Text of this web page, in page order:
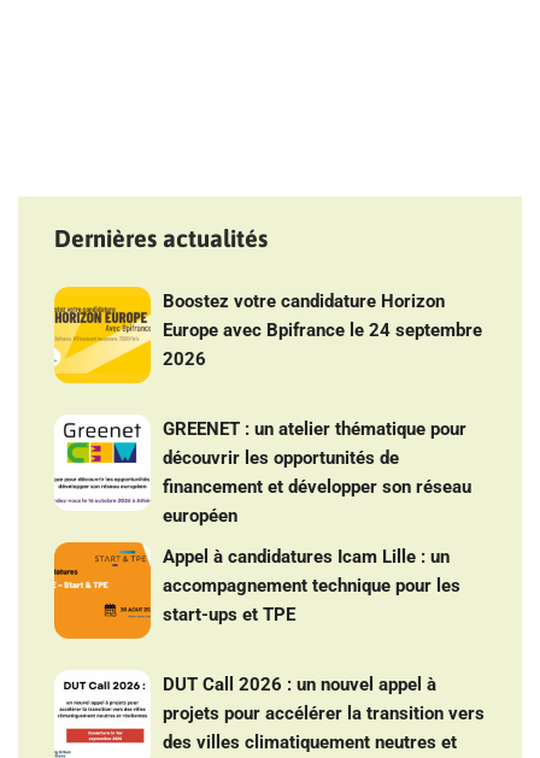
Dernières actualités
Boostez votre candidature Horizon
Europe avec Bpifrance le 24 septembre
2026
GREENET : un atelier thématique pour
découvrir les opportunités de
financement et développer son réseau
européen
Appel à candidatures Icam Lille : un
accompagnement technique pour les
start-ups et TPE
DUT Call 2026 : un nouvel appel à
projets pour accélérer la transition vers
des villes climatiquement neutres et